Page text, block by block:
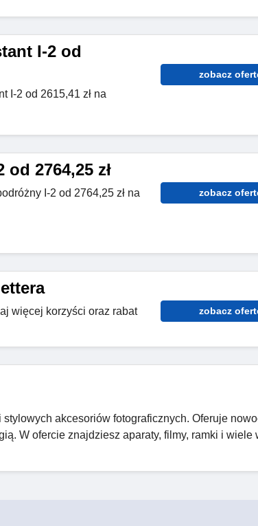
I-2 od
I-2 od 2615,41 zł na
zobacz
2764,25 zł
I-2 od 2764,25 zł na
zobacz
więcej korzyści oraz rabat
zobacz
akcesoriów fotograficznych. Oferuje
W ofercie znajdziesz aparaty, filmy, ramki i wiele